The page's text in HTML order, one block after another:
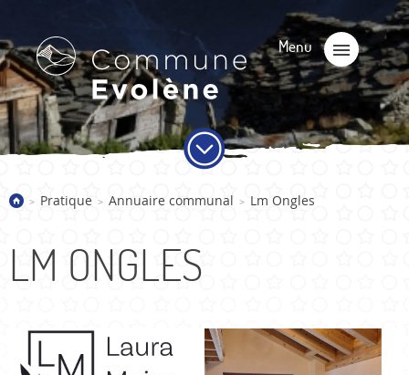
> Pratique > Annuaire communal > Lm Ongles
LM ONGLES